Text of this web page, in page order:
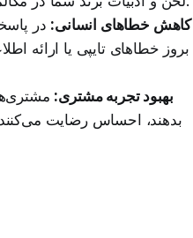
کاهش خطاهای انسانی: در
بروز خطاهای تایپی یا ارائه
بهبود تجربه مشتری:
بدهند، احساس رضایت